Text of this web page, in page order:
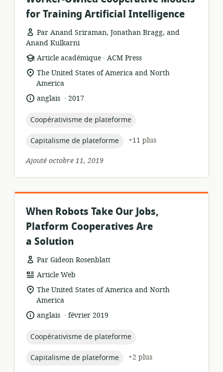
for Training Artificial Intelligence
Par Anand Sriraman, Jonathan Bragg, and
Anand Kulkarni
Format
de
ressource:
Article académique .
éditeur:
ACM Press
Lieu
de
pertinence:
The United States of America and North
America
langue:
anglais .
date
publication:
2017
topic:
Coopérativisme de plateforme
topic:
Capitalisme de plateforme
+11 plus
Ajouté octobre 11, 2019
When Robots Take Our Jobs,
Platform Cooperatives Are
a Solution
Par Gideon Rosenblatt
Format
de
ressource:
Article Web
Lieu
de
pertinence:
The United States of America and North
America
langue:
anglais .
date
publication:
février 2019
topic:
Coopérativisme de plateforme
topic:
Capitalisme de plateforme
+2 plus